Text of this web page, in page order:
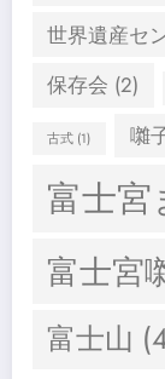
世界遺産セ
保存会 (2)
古式 (1) 囃
富士宮
富士宮
富士山